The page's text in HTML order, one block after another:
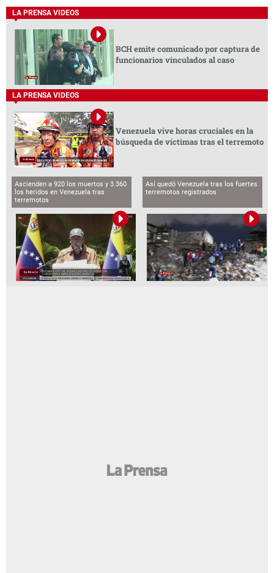
LA PRENSA VIDEOS
BCH emite comunicado por captura de
funcionarios vinculados al caso
LA PRENSA VIDEOS
Venezuela vive horas cruciales en la
búsqueda de víctimas tras el terremoto
Ascienden a 920 los muertos y 3.360
los heridos en Venezuela tras
terremotos
Así quedó Venezuela tras los fuertes
terremotos registrados